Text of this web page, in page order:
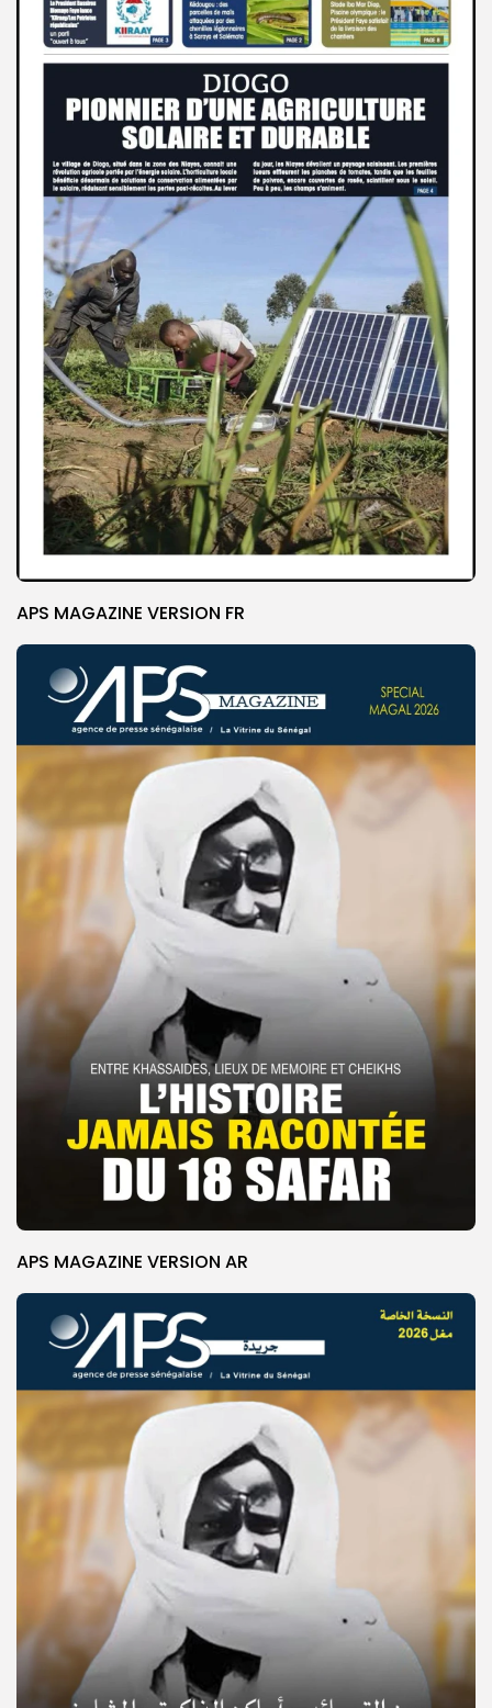
© Copyright 2025, APS
APS MAGAZINE VERSION FR
APS MAGAZINE VERSION AR